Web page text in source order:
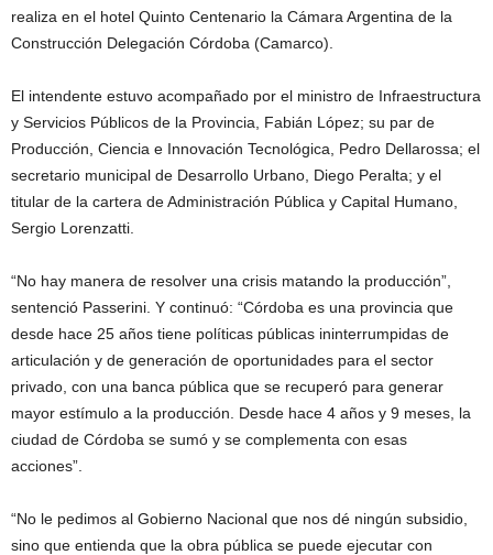
realiza en el hotel Quinto Centenario la Cámara Argentina de la
Construcción Delegación Córdoba (Camarco).
El intendente estuvo acompañado por el ministro de Infraestructura
y Servicios Públicos de la Provincia, Fabián López; su par de
Producción, Ciencia e Innovación Tecnológica, Pedro Dellarossa; el
secretario municipal de Desarrollo Urbano, Diego Peralta; y el
titular de la cartera de Administración Pública y Capital Humano,
Sergio Lorenzatti.
“No hay manera de resolver una crisis matando la producción”,
sentenció Passerini. Y continuó: “Córdoba es una provincia que
desde hace 25 años tiene políticas públicas ininterrumpidas de
articulación y de generación de oportunidades para el sector
privado, con una banca pública que se recuperó para generar
mayor estímulo a la producción. Desde hace 4 años y 9 meses, la
ciudad de Córdoba se sumó y se complementa con esas
acciones”.
“No le pedimos al Gobierno Nacional que nos dé ningún subsidio,
sino que entienda que la obra pública se puede ejecutar con